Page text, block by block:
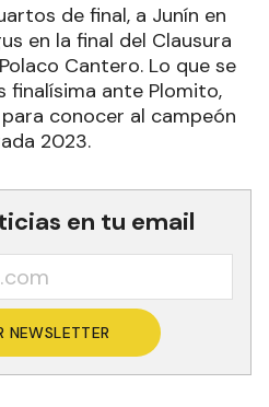
de final, a Junín en
en la final del Clausura
Cantero. Lo que se
finalísima ante Plomito,
conocer al campeón
2023.
en tu email
NEWSLETTER